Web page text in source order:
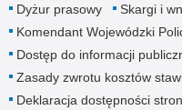
Dyżur prasowy
Skargi i
Komendant Wojewódzki
Dostęp do informacji
Zasady zwrotu kosztów
Deklaracja dostępności